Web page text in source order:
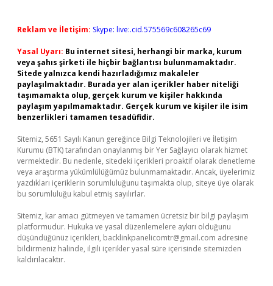
Reklam ve İletişim: Skype: live:.cid.575569c608265c69
Yasal Uyarı: Bu internet sitesi, herhangi bir marka, kurum
veya şahıs şirketi ile hiçbir bağlantısı bulunmamaktadır.
Sitede yalnızca kendi hazırladığımız makaleler
paylaşılmaktadır. Burada yer alan içerikler haber niteliği
taşımamakta olup, gerçek kurum ve kişiler hakkında
paylaşım yapılmamaktadır. Gerçek kurum ve kişiler ile isim
benzerlikleri tamamen tesadüfidir.
Sitemiz, 5651 Sayılı Kanun gereğince Bilgi Teknolojileri ve İletişim
Kurumu (BTK) tarafından onaylanmış bir Yer Sağlayıcı olarak hizmet
vermektedir. Bu nedenle, sitedeki içerikleri proaktif olarak denetleme
veya araştırma yükümlülüğümüz bulunmamaktadır. Ancak, üyelerimiz
yazdıkları içeriklerin sorumluluğunu taşımakta olup, siteye üye olarak
bu sorumluluğu kabul etmiş sayılırlar.
Sitemiz, kar amacı gütmeyen ve tamamen ücretsiz bir bilgi paylaşım
platformudur. Hukuka ve yasal düzenlemelere aykırı olduğunu
düşündüğünüz içerikleri, backlinkpanelicomtr@gmail.com adresine
bildirmeniz halinde, ilgili içerikler yasal süre içerisinde sitemizden
kaldırılacaktır.